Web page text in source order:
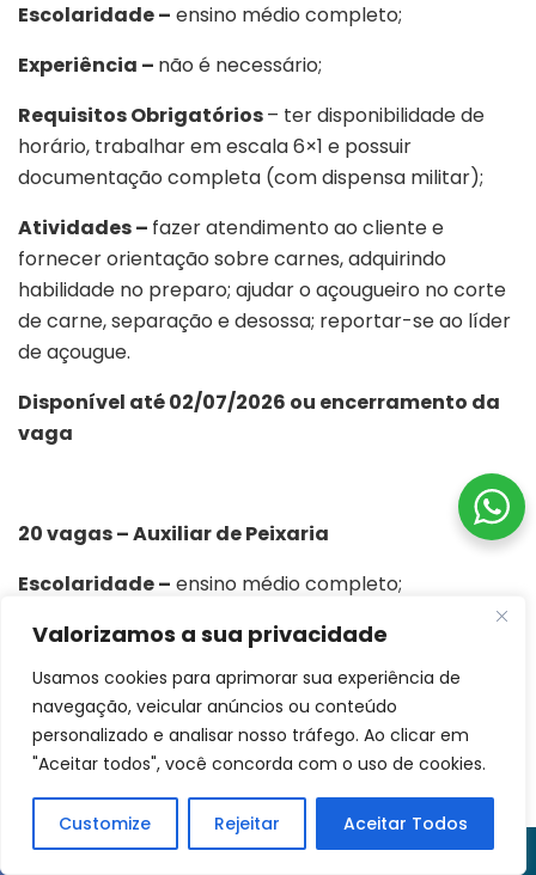
Valorizamos a sua privacidade
Usamos cookies para aprimorar sua experiência de
navegação, veicular anúncios ou conteúdo
personalizado e analisar nosso tráfego. Ao clicar em
"Aceitar todos", você concorda com o uso de cookies.
Customize Rejeitar Aceitar Todos
Escolaridade – ensino médio completo;
Experiência – não é necessário;
Requisitos Obrigatórios– ter disponibilidade de
horário, trabalhar em escala 6×1 e possuir
documentação completa (com dispensa militar);
Atividades – fazer atendimento ao cliente e
fornecer orientação sobre carnes, adquirindo
habilidade no preparo; ajudar o açougueiro no corte
de carne, separação e desossa; reportar-se ao líder
de açougue.
Disponível até 02/07/2026 ou encerramento da
vaga
20 vagas – Auxiliar de Peixaria
Escolaridade – ensino médio completo;
Experiência –não é necessário;
Requisitos Obrigatórios– ter disponibilidade de
horário, trabalhar em escala 6×1 e possuir
documentação completa (com dispensa militar);
Atividades –atuar no recebimento, limpeza, corte,
filetagem e preparação de peixes e frutos do mar,
garantindo o frescor e a organização dos balcões